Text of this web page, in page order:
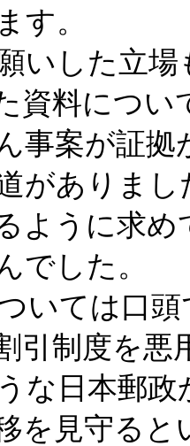
す。
いした立
資料につ
事案が証
がありま
ように求
でした。
いては口
引制度を悪
な日本郵
を見守る